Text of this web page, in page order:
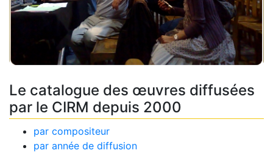
Le catalogue des œuvres diffusées
par le CIRM depuis 2000
par compositeur
par année de diffusion